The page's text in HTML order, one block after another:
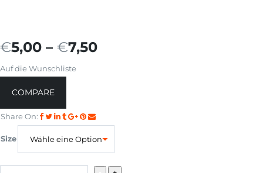
€5,00 – €7,50
Auf die Wunschliste
COMPARE
Share On:
Size